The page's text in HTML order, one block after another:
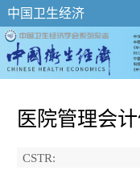
中国卫生经济
医院管理会
CSTR: